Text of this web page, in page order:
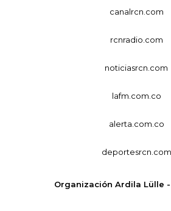
canalrcn.com
rcnradio.com
noticiasrcn.com
lafm.com.co
alerta.com.co
deportesrcn.com
Organización Ardila Lülle